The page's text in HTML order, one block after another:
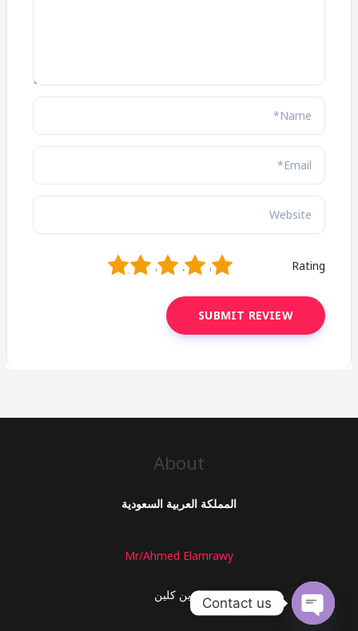
Rating
5
4
3
2
About
المملكة العربية السعودية
Mr/Ahmed Elamrawy
الزين كلينContact us